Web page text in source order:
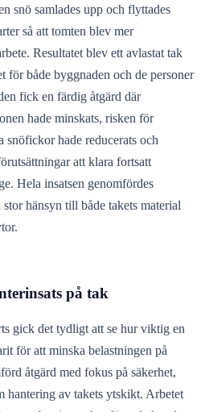
snö samlades upp och flyttades
så att tomten blev mer
Resultatet blev ett avlastat tak
för både byggnaden och de personer
fick en färdig åtgärd där
hade minskats, risken för
hade reducerats och
att klara fortsatt
Hela insatsen genomfördes
hänsyn till både takets material
på tak
gick det tydligt att se hur viktig en
för att minska belastningen på
åtgärd med fokus på säkerhet,
hantering av takets ytskikt. Arbetet